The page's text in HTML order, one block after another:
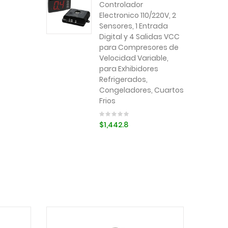
Controlador
Electronico 110/220V, 2
Sensores, 1 Entrada
Digital y 4 Salidas VCC
para Compresores de
Velocidad Variable,
para Exhibidores
Refrigerados,
Congeladores, Cuartos
Frios
$1,442.8